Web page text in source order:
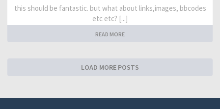
this should be fantastic. but what about links,images, bbcodes
etc etc? [...]
READ MORE
LOAD MORE POSTS